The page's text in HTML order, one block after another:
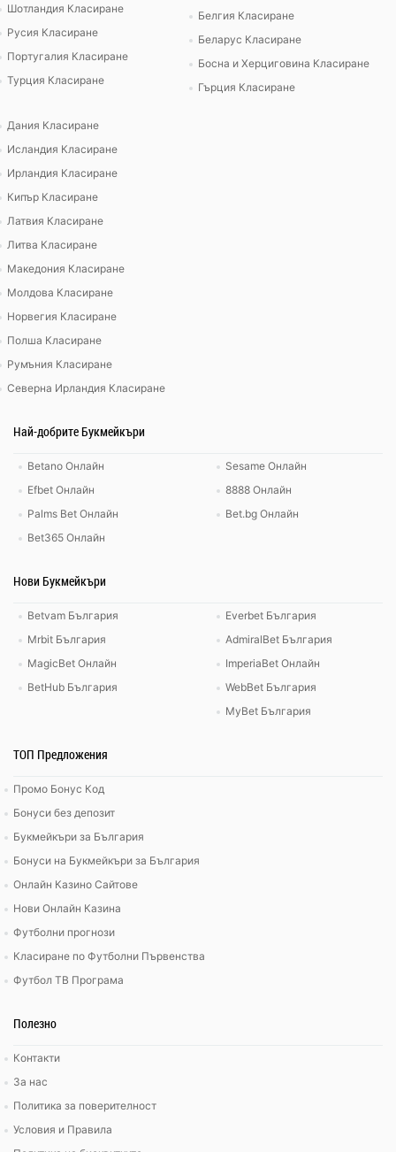
Шотландия Класиране
Русия Класиране
Португалия Класиране
Турция Класиране
Белгия Класиране
Беларус Класиране
Босна и Херциговина Класиране
Гърция Класиране
Дания Класиране
Исландия Класиране
Ирландия Класиране
Кипър Класиране
Латвия Класиране
Литва Класиране
Македония Класиране
Молдова Класиране
Норвегия Класиране
Полша Класиране
Румъния Класиране
Северна Ирландия Класиране
Най-добрите Букмейкъри
Betano Онлайн
Efbet Онлайн
Palms Bet Онлайн
Bet365 Онлайн
Sesame Онлайн
8888 Онлайн
Bet.bg Онлайн
Нови Букмейкъри
Betvam България
Mrbit България
MagicBet Онлайн
BetHub България
Everbet България
AdmiralBet България
ImperiaBet Онлайн
WebBet България
MyBet България
ТОП Предложения
Промо Бонус Код
Бонуси без депозит
Букмейкъри за България
Бонуси на Букмейкъри за България
Онлайн Казино Сайтове
Нови Онлайн Казина
Футболни прогнози
Класиране по Футболни Първенства
Футбол ТВ Програма
Полезно
Контакти
За нас
Политика за поверителност
Условия и Правила